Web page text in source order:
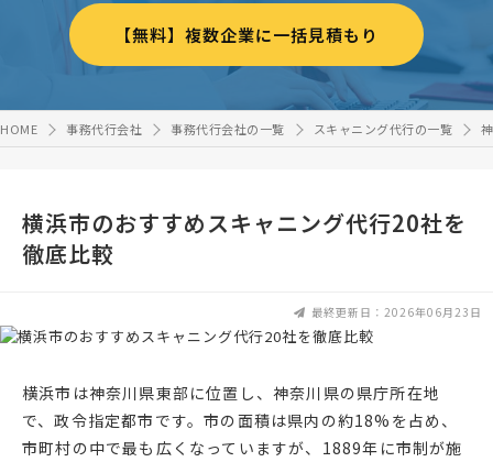
【無料】複数企業に一括見積もり
HOME 事務代行会社 事務代行会社の一覧 スキャニング代行の一覧
横浜市のおすすめスキャニング代行20社を
徹底比較
最終更新日：2026年06月23日
横浜市は神奈川県東部に位置し、神奈川県の県庁所在地
で、政令指定都市です。市の面積は県内の約18%を占め、
市町村の中で最も広くなっていますが、1889年に市制が施